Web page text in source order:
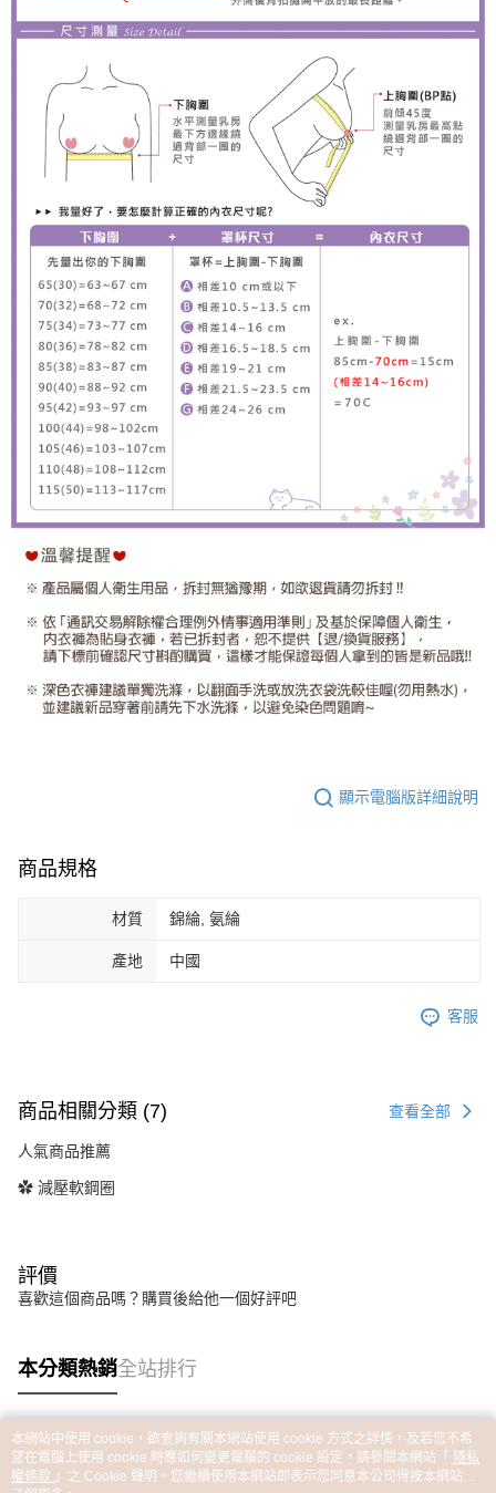
顯示電腦版詳細說明
商品規格
材質 錦綸, 氨綸
產地 中國
客服
商品相關分類 (7) 查看全部
人氣商品推薦
✿ 減壓軟鋼圈
評價
喜歡這個商品嗎？購買後給他一個好評吧
本分類熱銷全站排行
熱門標籤
本網站中使用 cookie，欲查詢有關本網站使用 cookie 方式之詳情，及若您不希
望在電腦上使用 cookie 時應如何變更電腦的 cookie 設定，請參閱本網站「 隱私
權條款 」之 Cookie 聲明。您繼續使用本網站即表示您同意本公司得按本網站使